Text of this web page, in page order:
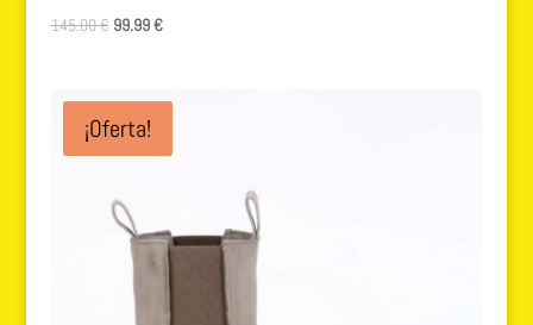
145.00€ El
era:
145.00 €.
99.99€El
es:
¡Oferta!